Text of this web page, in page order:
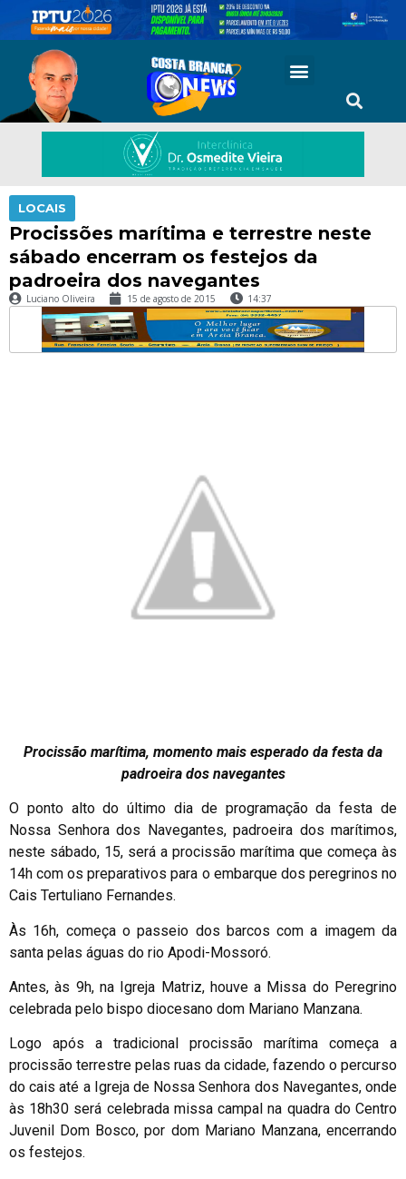
LOCAIS
Procissões marítima e terrestre neste
sábado encerram os festejos da
padroeira dos navegantes
Luciano Oliveira 15 de agosto de 2015 14:37
Procissão marítima, momento mais esperado da festa da
padroeira dos navegantes
O ponto alto do último dia de programação da festa de
Nossa Senhora dos Navegantes, padroeira dos marítimos,
neste sábado, 15, será a procissão marítima que começa às
14h com os preparativos para o embarque dos peregrinos no
Cais Tertuliano Fernandes.
Às 16h, começa o passeio dos barcos com a imagem da
santa pelas águas do rio Apodi-Mossoró.
Antes, às 9h, na Igreja Matriz, houve a Missa do Peregrino
celebrada pelo bispo diocesano dom Mariano Manzana.
Logo após a tradicional procissão marítima começa a
procissão terrestre pelas ruas da cidade, fazendo o percurso
do cais até a Igreja de Nossa Senhora dos Navegantes, onde
às 18h30 será celebrada missa campal na quadra do Centro
Juvenil Dom Bosco, por dom Mariano Manzana, encerrando
os festejos.